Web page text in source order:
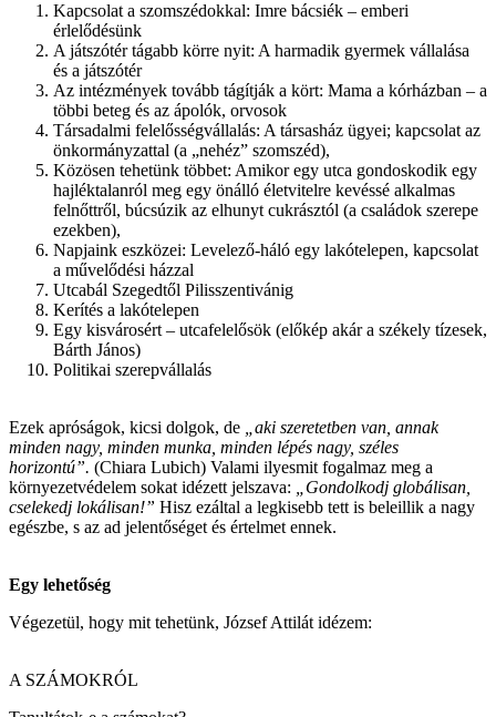
Kapcsolat a szomszédokkal: Imre bácsiék – emberi
érlelődésünk
A játszótér tágabb körre nyit: A harmadik gyermek vállalása
és a játszótér
Az intézmények tovább tágítják a kört: Mama a kórházban – a
többi beteg és az ápolók, orvosok
Társadalmi felelősségvállalás: A társasház ügyei; kapcsolat az
önkormányzattal (a „nehéz” szomszéd),
Közösen tehetünk többet: Amikor egy utca gondoskodik egy
hajléktalanról meg egy önálló életvitelre kevéssé alkalmas
felnőttről, búcsúzik az elhunyt cukrásztól (a családok szerepe
ezekben),
Napjaink eszközei: Levelező-háló egy lakótelepen, kapcsolat
a művelődési házzal
Utcabál Szegedtől Pilisszentivánig
Kerítés a lakótelepen
Egy kisvárosért – utcafelelősök (előkép akár a székely tízesek,
Bárth János)
Politikai szerepvállalás
Ezek apróságok, kicsi dolgok, de
„aki szeretetben van, annak
minden nagy, minden munka, minden lépés nagy, széles
horizontú”. (Chiara Lubich) Valami ilyesmit fogalmaz meg a
környezetvédelem sokat idézett jelszava:
„Gondolkodj globálisan,
cselekedj lokálisan!” Hisz ezáltal a legkisebb tett is beleillik a nagy
egészbe, s az ad jelentőséget és értelmet ennek.
Egy lehetőség
Végezetül, hogy mit tehetünk, József Attilát idézem:
A SZÁMOKRÓL